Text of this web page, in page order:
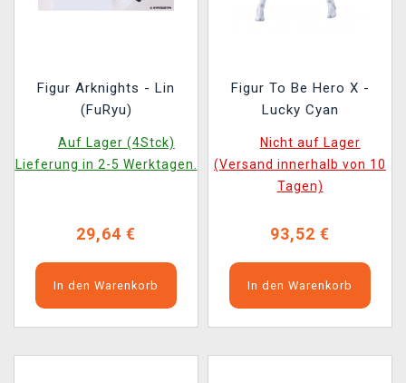
Figur Arknights - Lin
(FuRyu)
Auf Lager (4Stck)
Lieferung in 2-5 Werktagen.
29,64 €
In den Warenkorb
Figur To Be Hero X -
Lucky Cyan
Nicht auf Lager
(Versand innerhalb von 10
Tagen)
93,52 €
In den Warenkorb